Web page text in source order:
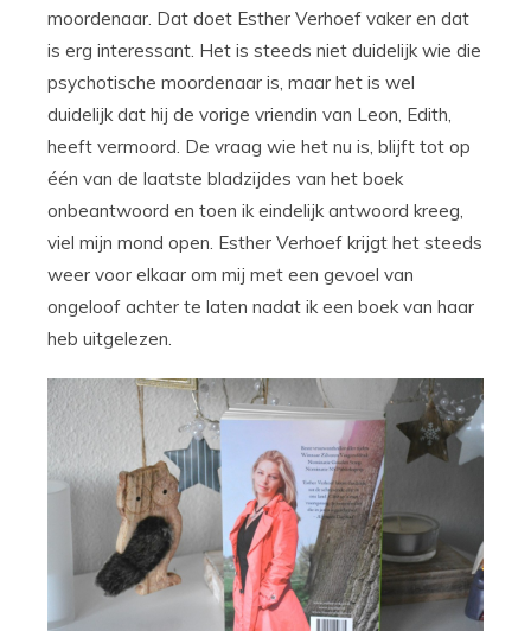
moordenaar. Dat doet Esther Verhoef vaker en dat
is erg interessant. Het is steeds niet duidelijk wie die
psychotische moordenaar is, maar het is wel
duidelijk dat hij de vorige vriendin van Leon, Edith,
heeft vermoord. De vraag wie het nu is, blijft tot op
één van de laatste bladzijdes van het boek
onbeantwoord en toen ik eindelijk antwoord kreeg,
viel mijn mond open. Esther Verhoef krijgt het steeds
weer voor elkaar om mij met een gevoel van
ongeloof achter te laten nadat ik een boek van haar
heb uitgelezen.